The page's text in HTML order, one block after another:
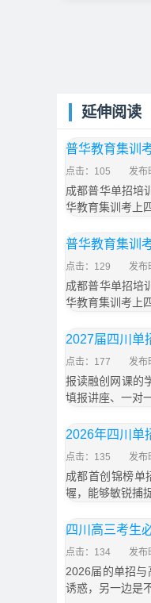
延伸阅读
普华教育集训
点击：105 发布
成都普华单招培
华教育集训考上
普华教育集训
点击：129 发布
成都普华单招培
华教育集训考上
2027届四川
点击：177 发布
报读融创网课的
填报讲座、一对
2026年四川单
点击：135 发布
成都首创锦榜单
握，能够敏锐捕
四川高三考生
点击：134 发布
2026届的单招
诱惑，另一边是